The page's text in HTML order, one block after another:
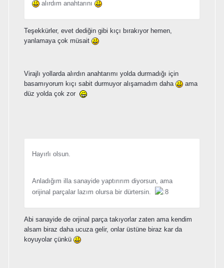
alırdım anahtarını
Teşekkürler, evet dediğin gibi kıçı bırakıyor hemen,
yanlamaya çok müsait
Virajlı yollarda alırdın anahtarımı yolda durmadığı için
basamıyorum kıçı sabit durmuyor alışamadım daha
ama
düz yolda çok zor
Hayırlı olsun.
Anladığım illa sanayide yaptırırım diyorsun, ama
orijinal parçalar lazım olursa bir dürtersin.
Abi sanayide de orjinal parça takıyorlar zaten ama kendim
alsam biraz daha ucuza gelir, onlar üstüne biraz kar da
koyuyolar çünkü